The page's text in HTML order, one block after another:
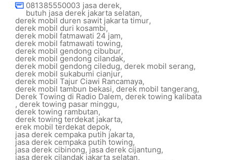
081385550003 jasa derek,
butuh jasa derek jakarta selatan,
derek mobil duren sawit jakarta timur,
derek mobil duri kosambi,
derek mobil fatmawati 24 jam,
derek mobil fatmawati towing,
derek mobil gendong cibubur,
derek mobil gendong cilandak,
derek mobil gendong ciledug,derek mobil serang,
derek mobil sukabumi cianjur,
derek mobil Tajur Ciawi Rancamaya,
derek mobil tambun bekasi, derek mobil tangerang,
Derek Towing di Radio Dalem, derek towing kalibata
, derek towing pasar minggu,
derek towing rambutan,
derek towing terdekat jakarta,
erek mobil terdekat depok,
jasa derek cempaka putih jakarta,
jasa derek cempaka putih towing,
jasa derek cibinong,jasa derek cijantung,
jasa derek cilandak jakarta selatan,